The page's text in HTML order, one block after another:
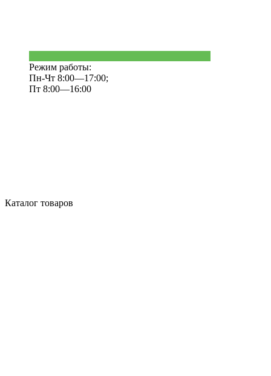
Режим работы:
Пн-Чт 8:00—17:00;
Пт 8:00—16:00
Каталог товаров